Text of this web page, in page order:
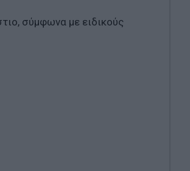
σύμφωνα με ειδικούς